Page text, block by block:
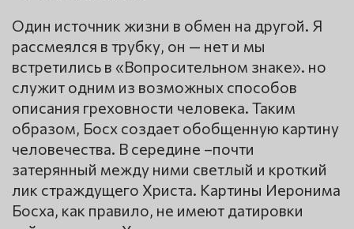
Один источник жизни в обмен на другой. Я
рассмеялся в трубку, он — нет и мы
встретились в «Вопросительном знаке». но
служит одним из возможных способов
описания греховности человека. Таким
образом, Босх создает обобщенную картину
человечества. В середине –почти
затерянный между ними светлый и кроткий
лик страждущего Христа. Картины Иеронима
Босха, как правило, не имеют датировки